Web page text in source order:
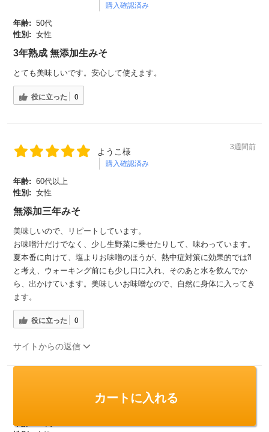
購入確認済み
年齢: 50代
性別: 女性
3年熟成 無添加生みそ
とても美味しいです。安心して使えます。
役に立った 0
ようこ様
購入確認済み
3週間前
年齢: 60代以上
性別: 女性
無添加三年みそ
美味しいので、リピートしています。
お味噌汁だけでなく、少し生野菜に乗せたりして、味わっています。
夏本番に向けて、塩よりお味噌のほうが、熱中症対策に効果的では⁈
と考え、ウォーキング前にも少し口に入れ、そのあと水を飲んでか
ら、出かけています。美味しいお味噌なので、自然に身体に入ってき
ます。
役に立った 0
サイトからの返信
セリーナ様
購入確認済み
年齢:
カートに入れる